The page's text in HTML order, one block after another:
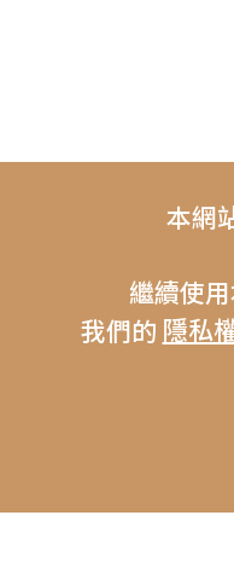
版權所有 ©
本網
繼續使
我們的 隱私